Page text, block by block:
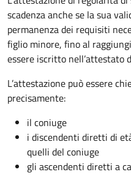
scadenza anche se la sua
permanenza dei requisiti
figlio minore, fino al
essere iscritto nell’attestato
L’attestazione può essere
precisamente:
il coniuge
i discendenti diretti di
quelli del coniuge
gli ascendenti diretti a